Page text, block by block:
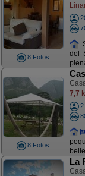
8 Fotos
del
8 Fotos
7,7
La